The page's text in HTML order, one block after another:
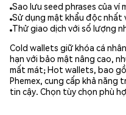
Sao lưu seed phrases của
Sử dụng mật khẩu độc nhất
Thử giao dịch với số lượng
Cold wallets giữ khóa cá
hạn với bảo mật nâng cao,
mất mát; Hot wallets, bao
Phemex, cung cấp khả năng
tin cậy. Chọn tùy chọn phù